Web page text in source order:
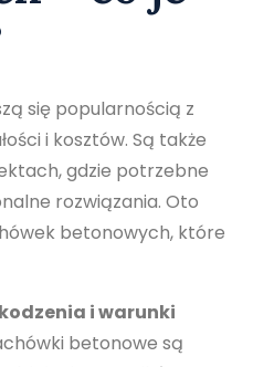
się popularnością z
i kosztów. Są także
gdzie potrzebne
rozwiązania. Oto
betonowych, które
i warunki
betonowe są